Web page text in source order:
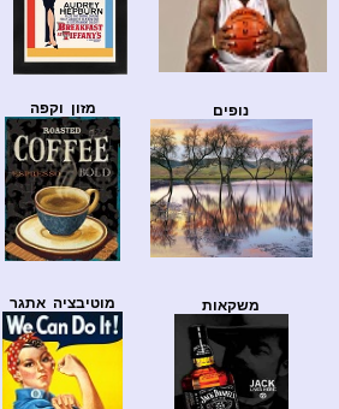
נופים מזון וקפה
משקאות מוטיבציה אתגר